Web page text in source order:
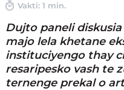
Vakti: 1 min.
Dujto paneli
majo lela khetane
instituciyengo thay
resaripesko vash te
ternenge prekal o